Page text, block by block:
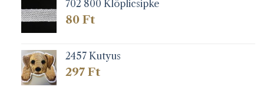
702 800 Klöplicsipke
80 Ft
2457 Kutyus
297 Ft